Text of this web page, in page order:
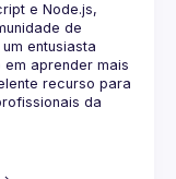
e Node.js,
de
entusiasta
aprender mais
recurso para
da